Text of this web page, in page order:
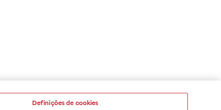
Definições de cookies